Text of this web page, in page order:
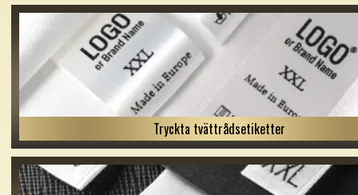
Tryckta tvättrådsetiketter